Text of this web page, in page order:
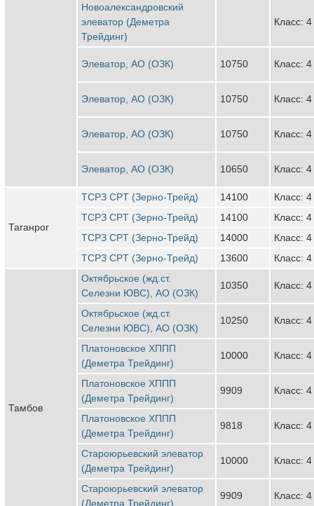
Новоалександровский
элеватор (Деметра
Трейдинг)
Класс: 4
Элеватор, АО (ОЗК) 10750 Класс: 4
Элеватор, АО (ОЗК) 10750 Класс: 4
Элеватор, АО (ОЗК) 10750 Класс: 4
Элеватор, АО (ОЗК) 10650 Класс: 4
Таганрог
ТСРЗ CPT (Зерно-Трейд) 14100
Класс: 4
ТСРЗ CPT (Зерно-Трейд)
14100
Класс: 4
ТСРЗ CPT (Зерно-Трейд)
14000
Класс: 4
ТСРЗ CPT (Зерно-Трейд)
13600 Класс: 4
Тамбов
Октябрьское (жд.ст.
Селезни ЮВС), АО (ОЗК)
10350 Класс: 4
Октябрьское (жд.ст.
Селезни ЮВС), АО (ОЗК)
10250 Класс: 4
Платоновское ХППП
(Деметра Трейдинг)
10000 Класс: 4
Платоновское ХППП
(Деметра Трейдинг)
9909 Класс: 4
Платоновское ХППП
(Деметра Трейдинг)
9818 Класс: 4
Староюрьевский элеватор
(Деметра Трейдинг)
10000 Класс: 4
Староюрьевский элеватор
(Деметра Трейдинг)
9909 Класс: 4